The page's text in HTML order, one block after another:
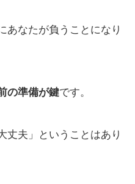
あなたが負うことになり
の準備が鍵です。
丈夫」ということはあり